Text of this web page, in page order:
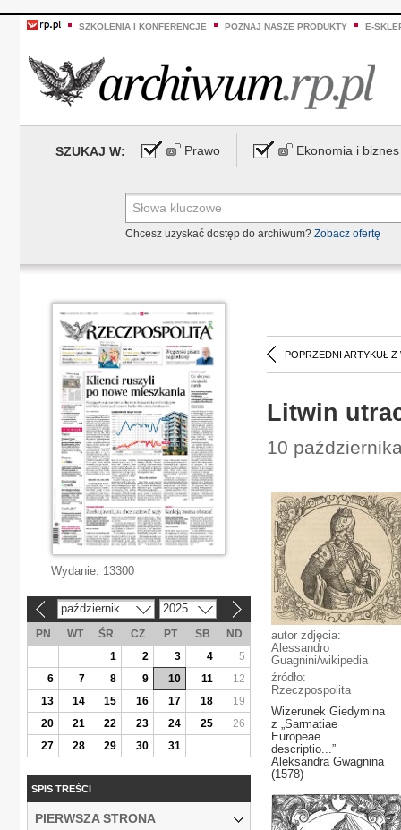
SZKOLENIA I KONFERENCJE POZNAJ NASZE PRODUKTY E-
SZUKAJ W: Prawo Ekonomia i biznes
Chcesz uzyskać dostęp do archiwum? Zobacz ofertę
POPRZEDNI ARTYKUŁ Z
Litwin
10
autor zdjęcia:
Alessandro
Guagnini/wikipedia
źródło:
Rzeczpospolita
Wizerunek Giedymina
z „Sarmatiae
Europeae
descriptio...”
Aleksandra Gwagnina
(1578)
Wydanie: 13300
październik 2025
PN WT ŚR CZ PT SB
ND
1
2 3 4
5
6
7 8 9 10 11
12
13
14 15 16 17 18
19
20
21 22 23 24 25
26
27
28 29 30 31
SPIS TREŚCI
PIERWSZA STRONA